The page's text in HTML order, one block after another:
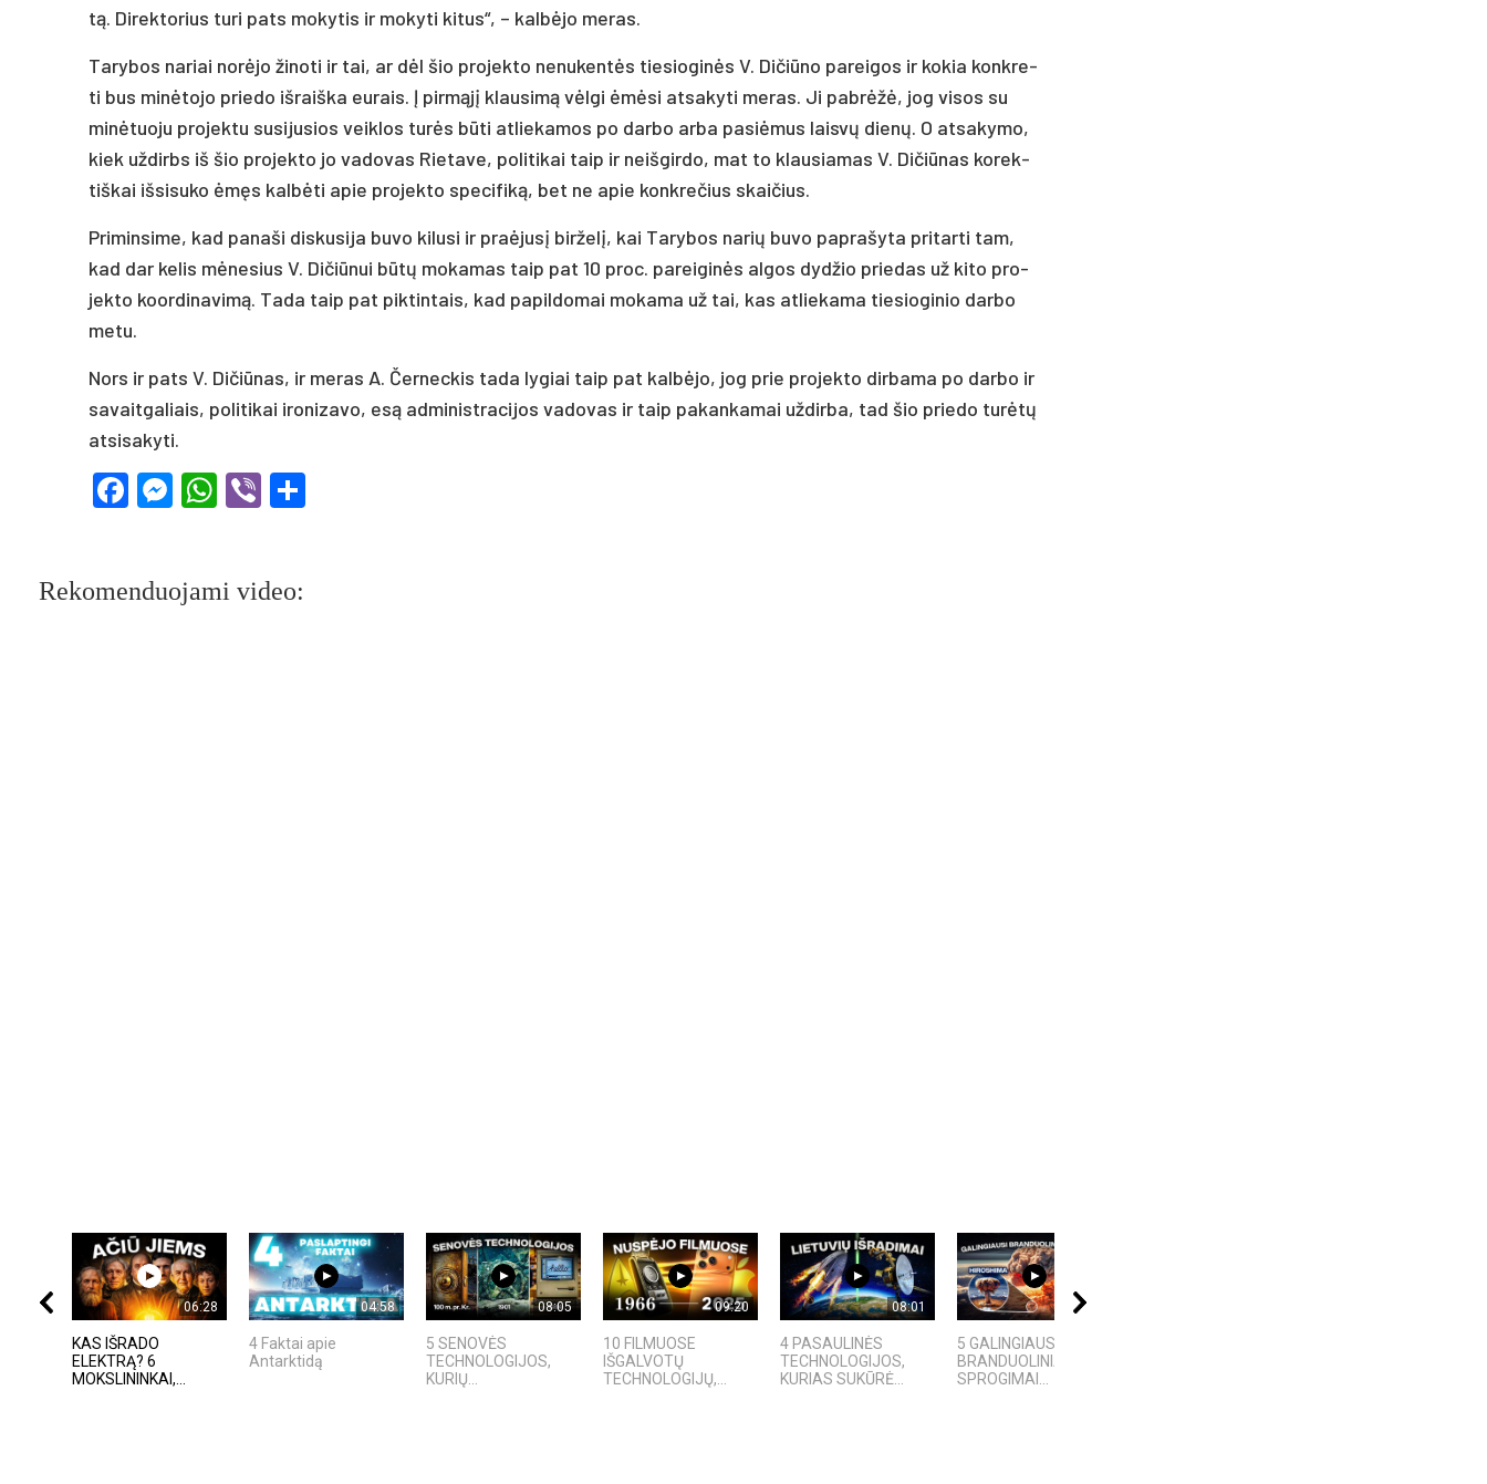
tą. Di­rek­to­rius tu­ri pa­ts mo­ky­tis ir mo­ky­ti ki­tus“, – kal­bė­jo me­ras.
Ta­ry­bos na­riai no­rė­jo ži­no­ti ir tai, ar dėl šio pro­jek­to ne­nu­ken­tės tie­sio­gi­nės V. Di­čiū­no pa­rei­gos ir ko­kia konk­re­
ti bus mi­nė­to­jo prie­do iš­raiš­ka eu­rais. Į pir­mą­jį klau­si­mą vėl­gi ėmė­si at­sa­ky­ti me­ras. Ji pa­brė­žė, jog vi­sos su
mi­nė­tuo­ju pro­jek­tu su­si­ju­sios veik­los tu­rės bū­ti at­lie­ka­mos po dar­bo ar­ba pa­siė­mus lais­vų die­nų. O at­sa­ky­mo,
kiek už­dirbs iš šio pro­jek­to jo va­do­vas Rie­ta­ve, po­li­ti­kai taip ir neiš­gir­do, mat to klau­sia­mas V. Di­čiū­nas ko­rek­
tiš­kai iš­si­su­ko ėmęs kal­bė­ti apie pro­jek­to spe­ci­fi­ką, bet ne apie konk­re­čius skai­čius.
Pri­min­si­me, kad pa­na­ši dis­ku­si­ja bu­vo ki­lu­si ir praė­ju­sį bir­že­lį, kai Ta­ry­bos na­rių bu­vo pa­pra­šy­ta pri­tar­ti tam,
kad dar ke­lis mė­ne­sius V. Di­čiū­nui bū­tų mo­ka­mas taip pat 10 pro­c. pa­rei­gi­nės al­gos dy­džio prie­das už ki­to pro­
jek­to koor­di­na­vi­mą. Ta­da taip pat pik­tin­tais, kad pa­pil­do­mai mo­ka­ma už tai, kas at­lie­ka­ma tie­sio­gi­nio dar­bo
me­tu.
Nors ir pa­ts V. Di­čiū­nas, ir me­ras A. Čer­nec­kis ta­da ly­giai taip pat kal­bė­jo, jog prie pro­jek­to dir­ba­ma po dar­bo ir
sa­vait­ga­liais, po­li­ti­kai iro­ni­za­vo, esą ad­mi­nist­ra­ci­jos va­do­vas ir taip pa­kan­ka­mai už­dir­ba, tad šio prie­do tu­rė­tų
at­si­sa­ky­ti.
Facebook
Messenger
WhatsApp
Viber
Rekomenduojami video:
06:28
KAS IŠRADO
ELEKTRĄ? 6
MOKSLININKAI,...
04:58
4 Faktai apie
Antarktidą
08:05
5 SENOVĖS
TECHNOLOGIJOS,
KURIŲ...
09:20
10 FILMUOSE
IŠGALVOTŲ
TECHNOLOGIJŲ,...
08:01
4 PASAULINĖS
TECHNOLOGIJOS,
KURIAS SUKŪRĖ...
09:20
5 GALINGIAUSI
BRANDUOLINIAI
SPROGIMAI...